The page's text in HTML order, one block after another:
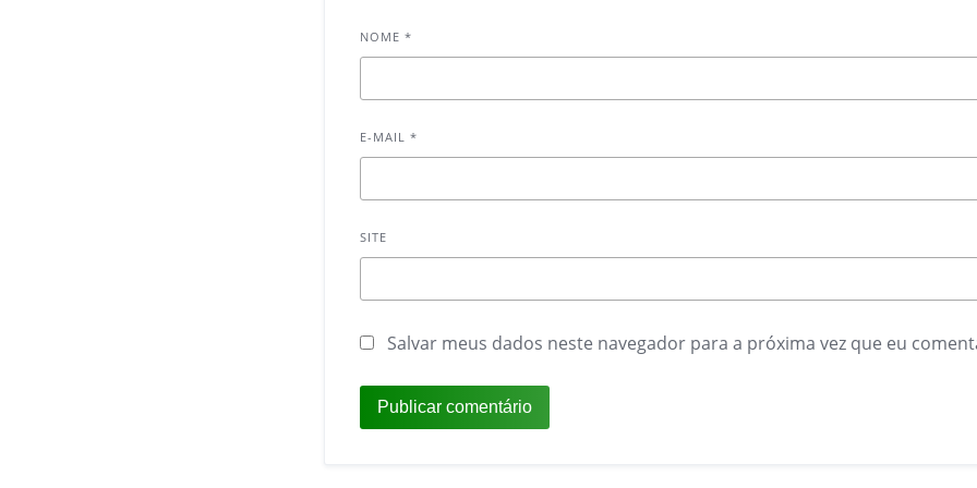
NOME*
E-MAIL*
SITE
Salvar meus dados neste navegador para a próxima vez que eu